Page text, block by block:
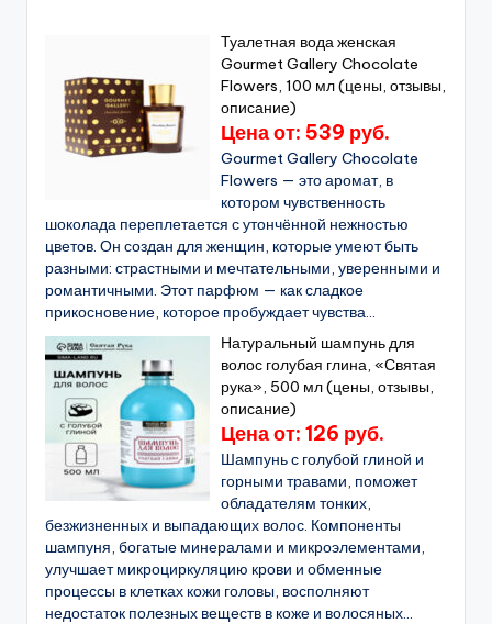
Туалетная вода женская
Gourmet Gallery Chocolate
Flowers, 100 мл (цены, отзывы,
описание)
Цена от: 539 руб.
Gourmet Gallery Chocolate
Flowers — это аромат, в
котором чувственность
шоколада переплетается с утончённой нежностью
цветов. Он создан для женщин, которые умеют быть
разными: страстными и мечтательными, уверенными и
романтичными. Этот парфюм — как сладкое
прикосновение, которое пробуждает чувства...
Натуральный шампунь для
волос голубая глина, «Святая
рука», 500 мл (цены, отзывы,
описание)
Цена от: 126 руб.
Шампунь с голубой глиной и
горными травами, поможет
обладателям тонких,
безжизненных и выпадающих волос. Компоненты
шампуня, богатые минералами и микроэлементами,
улучшает микроциркуляцию крови и обменные
процессы в клетках кожи головы, восполняют
недостаток полезных веществ в коже и волосяных...